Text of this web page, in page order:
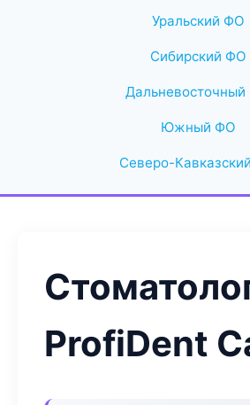
Уральский ФО
Сибирский ФО
Южный ФО
Северо-
ProfiDent